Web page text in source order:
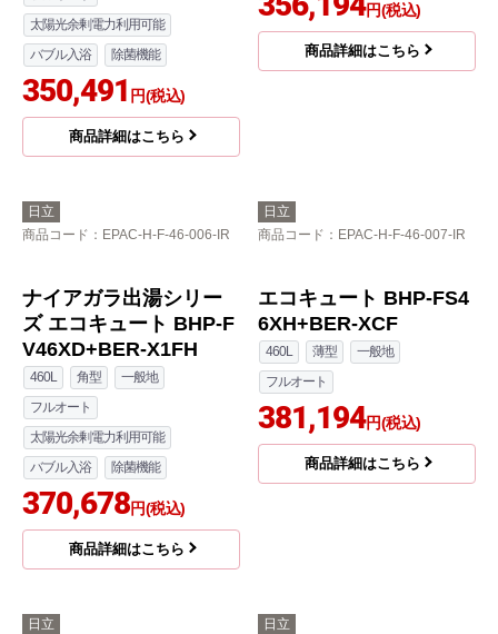
商品コード：EPAC-H-F-37-006-IR
ナイアガラ出湯シリー
ズ エコキュート BHP-F
V37XD+BER-X1FH
370L 角型
一般地
太陽光余剰電力利用可能
バブル入浴
350,491円(税込)
商品詳細はこちら
商品コード：EPAC-H-F-37-007-IR
エコキュート BHP-FS3
356,194
商品詳細はこちら
日立
商品コード：EPAC-H-F-46-006-IR
ナイアガラ出湯シリー
ズ エコキュート BHP-F
V46XD+BER-X1FH
460L 角型
一般地
太陽光余剰電力利用可能
日立
商品コード：EPAC-H-F-46-007-IR
エコキュート BHP-FS4
381,194